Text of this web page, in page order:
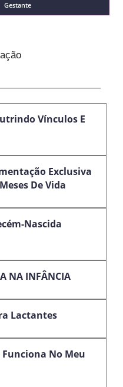
Gestante
Vínculos E
Exclusiva
De Vida
Nascida
NA INFÂNCIA
Lactantes
No Meu